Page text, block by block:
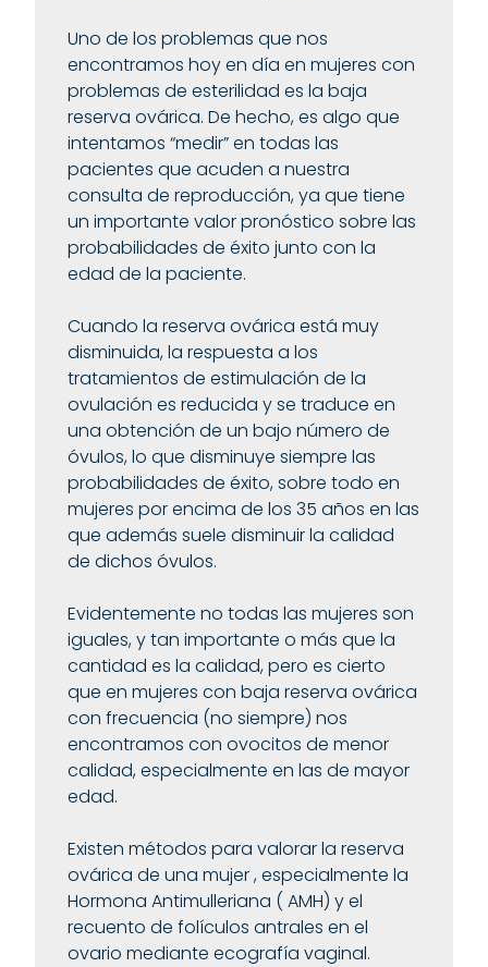
Uno de los problemas que nos
encontramos hoy en día en mujeres con
problemas de esterilidad es la baja
reserva ovárica. De hecho, es algo que
intentamos “medir” en todas las
pacientes que acuden a nuestra
consulta de reproducción, ya que tiene
un importante valor pronóstico sobre las
probabilidades de éxito junto con la
edad de la paciente.
Cuando la reserva ovárica está muy
disminuida, la respuesta a los
tratamientos de estimulación de la
ovulación es reducida y se traduce en
una obtención de un bajo número de
óvulos, lo que disminuye siempre las
probabilidades de éxito, sobre todo en
mujeres por encima de los 35 años en las
que además suele disminuir la calidad
de dichos óvulos.
Evidentemente no todas las mujeres son
iguales, y tan importante o más que la
cantidad es la calidad, pero es cierto
que en mujeres con baja reserva ovárica
con frecuencia (no siempre) nos
encontramos con ovocitos de menor
calidad, especialmente en las de mayor
edad.
Existen métodos para valorar la reserva
ovárica de una mujer , especialmente la
Hormona Antimulleriana ( AMH) y el
recuento de folículos antrales en el
ovario mediante ecografía vaginal.